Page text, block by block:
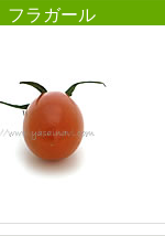
フラガール